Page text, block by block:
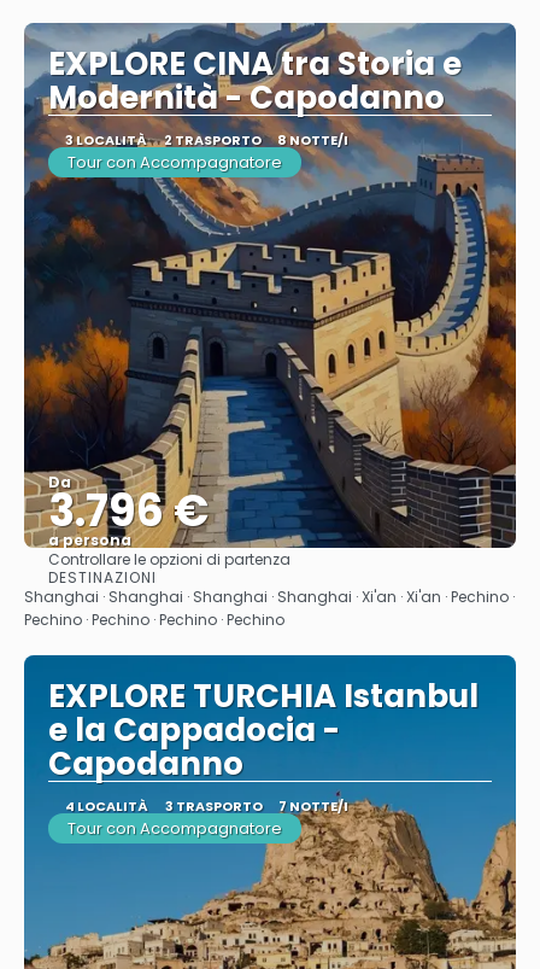
EXPLORE CINA tra Storia e
Modernità - Capodanno
3 LOCALITÀ 2 TRASPORTO 8 NOTTE/I
Tour con Accompagnatore
Da
3.796 €
a persona
Vedere
Controllare le opzioni di partenza
DESTINAZIONI
Shanghai · Shanghai · Shanghai · Shanghai · Xi'an · Xi'an · Pechino ·
Pechino · Pechino · Pechino · Pechino
EXPLORE TURCHIA Istanbul
e la Cappadocia -
Capodanno
4 LOCALITÀ 3 TRASPORTO 7 NOTTE/I
Tour con Accompagnatore